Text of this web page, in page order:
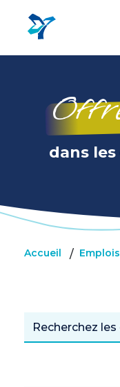
contenu
principal
dans
Accueil / Emplois